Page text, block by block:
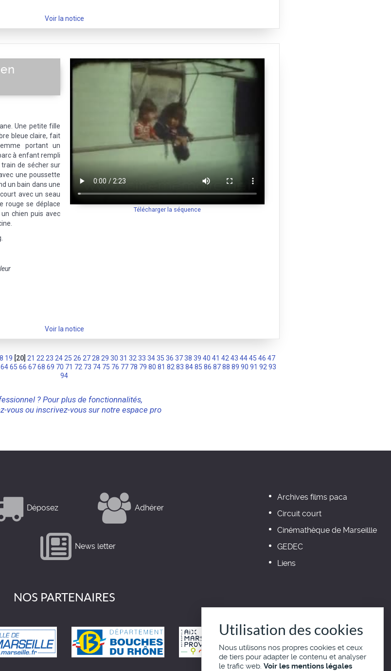
Voir la notice
Télécharger la séquence
Une petite fille
bleue claire, fait
portant un
à enfant rempli
de sécher sur
une poussette
un bain dans une
avec un seau
rouge se déplace
chien puis avec
Voir la notice
19 [20] 21 22 23 24 25 26 27 28 29 30 31 32 33 3435 36 3738 39 40 41 42 43 4445 46 47
64 65 66 67 68 69 70 71 72 73 74 75 76 77 78 79 80 81 82 83 84 85 86 87 88 89 90 91 92 93
94
? Pour plus de fonctionnalités,
vous ou inscrivez-vous sur notre espace pro
Déposez Adhérer
News letter
Archives films paca
Circuit court
Cinémathèque de Marseillle
GEDEC
Liens
NOS PARTENAIRES
Utilisation des cookies
Nous utilisons nos propres cookies et ceux
de tiers pour adapter le contenu et analyser
le trafic web. Voir les mentions légales